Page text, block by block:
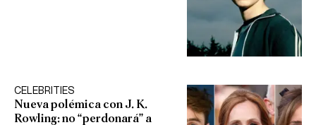
CELEBRITIES
Nueva polémica con J. K.
Rowling: no “perdonará” a